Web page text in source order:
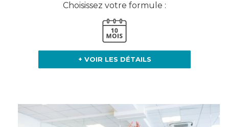
Choisissez votre formule :
+ VOIR LES DÉTAILS